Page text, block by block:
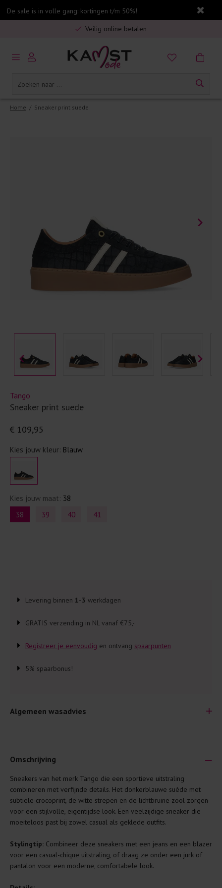
De sale is in volle gang: kortingen t/m 50%!
Gratis verzending in Nederland vanaf €75,-
Veilig online betalen
5% spaarbonus op jouw aankoop
Gratis verzending in Nederland vanaf €75,-
Home / Sneaker print suede
Tango
Sneaker print suede
€ 109,95
Kies jouw kleur: Blauw
Kies jouw maat: 38
38
39 40 41
Levering binnen 1-3 werkdagen
GRATIS verzending in NL vanaf €75,-
Registreer je eenvoudig en ontvang spaarpunten
5% spaarbonus!
Algemeen wasadvies
Je wilt natuurlijk lang plezier hebben van je nieuwe kleding.
Daarom geven wij een aantal algemene was-tips:
Lees altijd eerst even het was-etiket.
Was kleding binnenste buiten. Dat beschermt de
buitenkant.
Wees zuinig met wasmiddel. Per kledingstuk is een drupje
genoeg.
Was zo koud mogelijk. Op 20 of 30 graden wassen is vaak
Omschrijving
Sneakers van het merk Tango die een sportieve uitstraling
combineren met verfijnde details. Het donkerblauwe suède met
subtiele crocoprint, de witte strepen en de lichtbruine zool zorgen
voor een stijlvolle, eigentijdse look. Een veelzijdige sneaker die
moeiteloos past bij zowel casual als geklede outfits.
Stylingtip: Combineer deze sneakers met een jeans en een blazer
voor een casual-chique uitstraling, of draag ze onder een jurk of
pantalon voor een moderne, comfortabele look.